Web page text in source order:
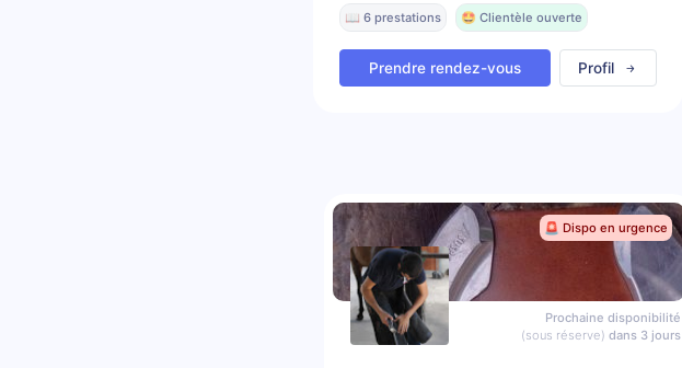
📖 6 prestations 🤩 Clientèle ouverte
Prendre rendez-vous Profil
🚨 Dispo en urgence
Prochaine disponibilité
(sous réserve) dans 3 jours